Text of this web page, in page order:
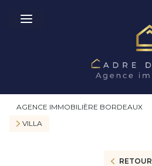
AGENCE IMMOBILIÈRE BORDEAUX
VILLA
RETOUR